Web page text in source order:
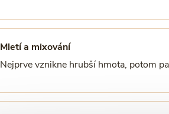
Mletí a mixování
Nejprve vznikne hrubší hmota, potom